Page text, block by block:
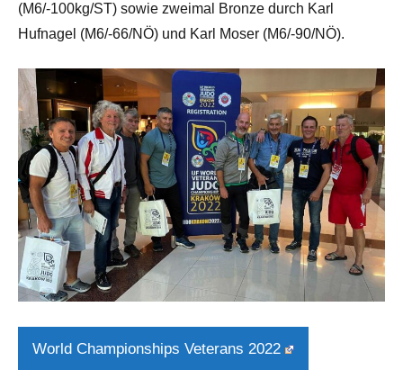
(M6/-100kg/ST) sowie zweimal Bronze durch Karl
Hufnagel (M6/-66/NÖ) und Karl Moser (M6/-90/NÖ).
World Championships Veterans 2022